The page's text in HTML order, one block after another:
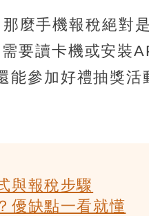
麼手機報稅絕對
要讀卡機或安裝
能參加好禮抽獎活
與報稅步驟
優缺點一看就懂